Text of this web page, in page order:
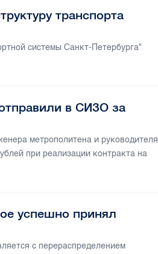
транспорта
системы Санкт-Петербурга"
в СИЗО за
метрополитена и руководителя
при реализации контракта на
успешно принял
с перераспределением